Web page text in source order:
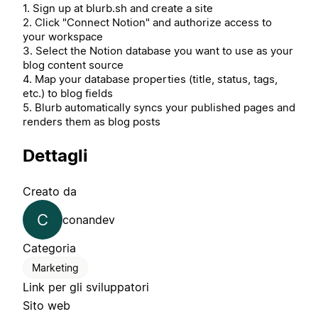
1. Sign up at blurb.sh and create a site
2. Click "Connect Notion" and authorize access to
your workspace
3. Select the Notion database you want to use as your
blog content source
4. Map your database properties (title, status, tags,
etc.) to blog fields
5. Blurb automatically syncs your published pages and
renders them as blog posts
Dettagli
Creato da
C
conandev
Categoria
Marketing
Link per gli sviluppatori
Sito web